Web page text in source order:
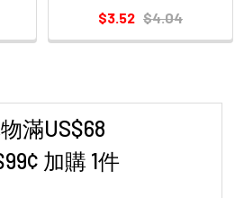
滿US$68
加購 1件
$3.52 $4.04